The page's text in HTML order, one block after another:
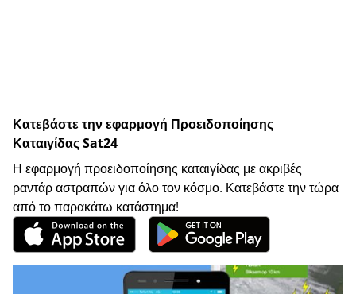
Κατεβάστε την εφαρμογή Προειδοποίησης
Καταιγίδας Sat24
Η εφαρμογή προειδοποίησης καταιγίδας με ακριβές
ραντάρ αστραπών για όλο τον κόσμο. Κατεβάστε την τώρα
από το παρακάτω κατάστημα!